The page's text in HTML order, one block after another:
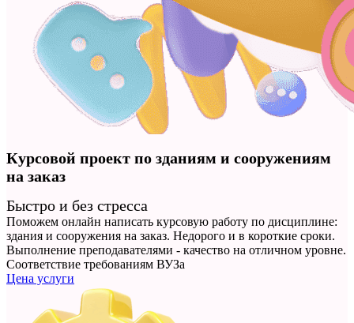
Курсовой проект по зданиям и сооружениям
на заказ
Быстро и без стресса
Поможем онлайн написать курсовую работу по дисциплине:
здания и сооружения на заказ. Недорого и в короткие сроки.
Выполнение преподавателями - качество на отличном уровне.
Соответствие требованиям ВУЗа
Цена услуги